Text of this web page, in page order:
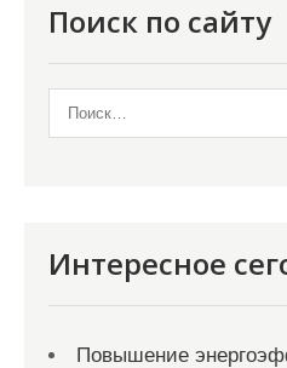
Поиск по сайту
Интересное
Повышение